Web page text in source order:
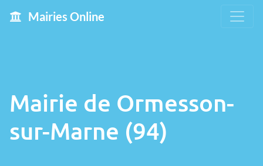
Mairies Online
Mairie de Ormesson-
sur-Marne (94)